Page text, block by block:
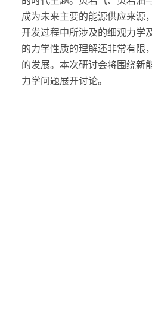
成为未来主要的能源供应来源
开发过程中所涉及的细观力学
的力学性质的理解还非常有限
的发展。本次研讨会将围绕新
力学问题展开讨论。